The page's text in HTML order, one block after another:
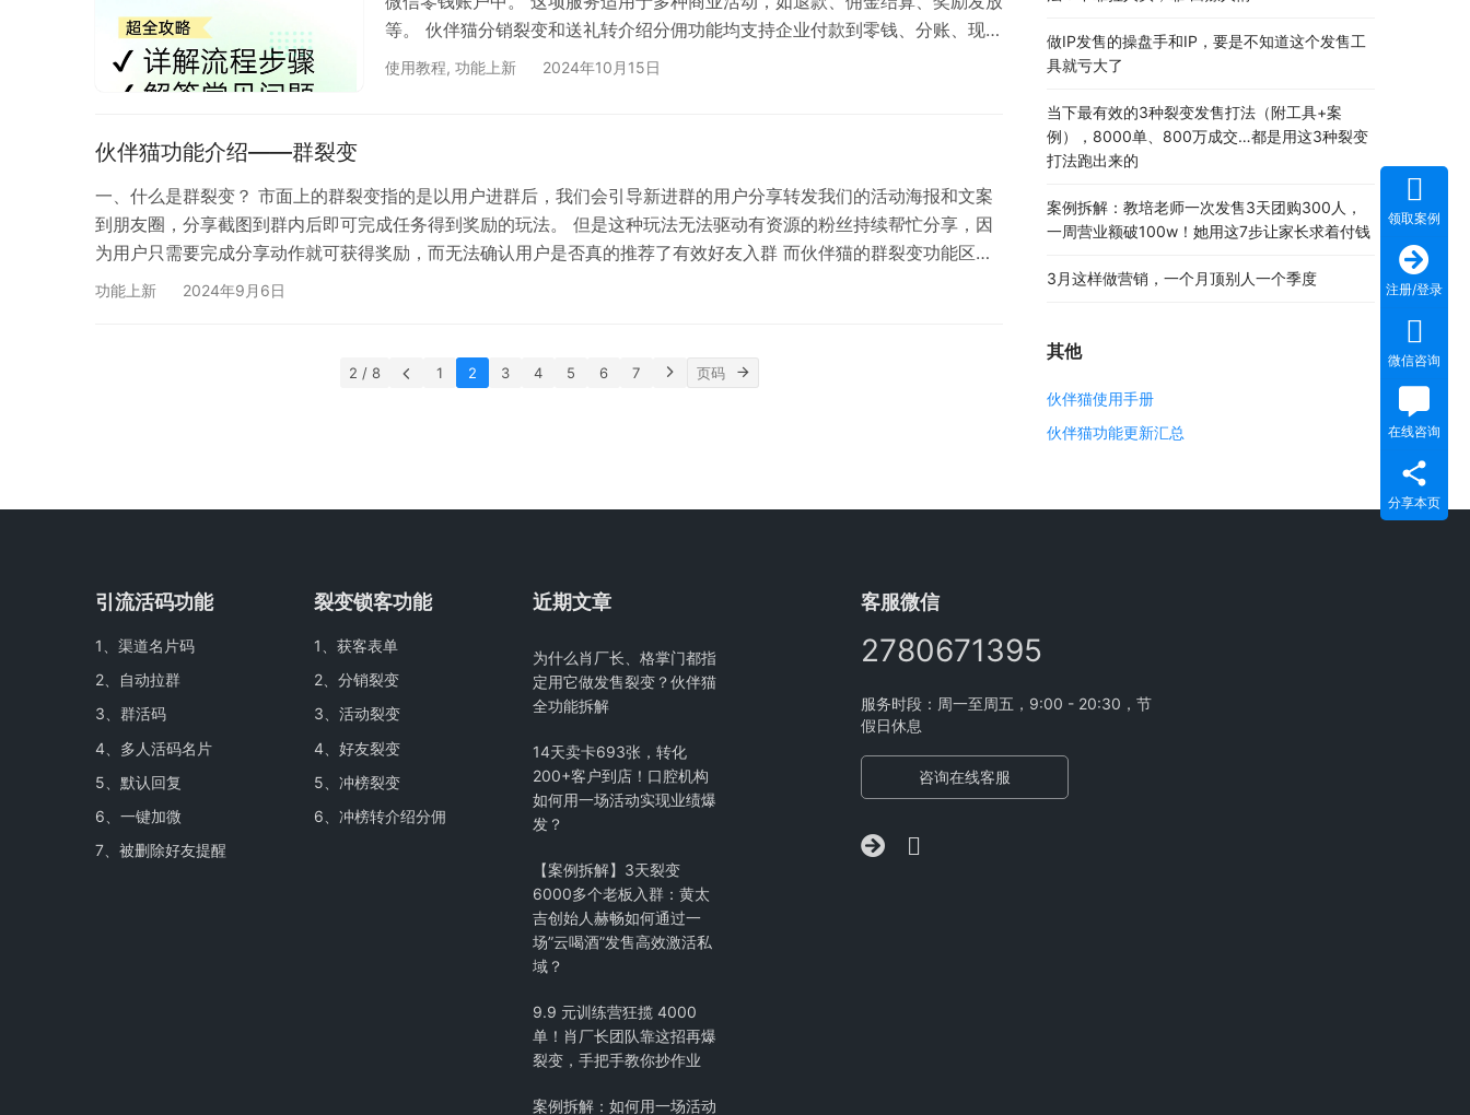
等。 伙伴猫分销裂变和送礼转介绍分佣功能均支持企业付款到零钱、分账、现金
红包、商家转账到零钱这4种方式支持佣金给分销员 分账功能所有企业均可开
使用教程, 功能上新 2024年10月15日
伙伴猫功能介绍——群裂变
一、什么是群裂变？ 市面上的群裂变指的是以用户进群后，我们会引导新进群的用户分享转发我们的活动海报和文案
到朋友圈，分享截图到群内后即可完成任务得到奖励的玩法。 但是这种玩法无法驱动有资源的粉丝持续帮忙分享，因
为用户只需要完成分享动作就可获得奖励，而无法确认用户是否真的推荐了有效好友入群 而伙伴猫的群裂变功能区别
于市面上的群裂变功能，可实现以下功能： 通过设置任务奖励吸引每个渠道/粉丝生成专属参数的群裂变海报，邀请好
功能上新 2024年9月6日
2 / 8 1 2 3 4 5 6 7
做IP发售的操盘手和IP，要是不知道这个发售工
具就亏大了
当下最有效的3种裂变发售打法（附工具+案
例），8000单、800万成交…都是用这3种裂变
打法跑出来的
案例拆解：教培老师一次发售3天团购300人，
一周营业额破100w！她用这7步让家长求着付钱
3月这样做营销，一个月顶别人一个季度
其他
伙伴猫使用手册
伙伴猫功能更新汇总
引流活码功能
1、 渠道名片码
2、
自动拉群
3、 群活码
4、 多人活码名片
5、 默认回复
6、 一键加微
7、 被删除好友提醒
裂变锁客功能
1、 获客表单
2、 分销裂变
3、 活动裂变
4、 好友裂变
5、 冲榜裂变
6、 冲榜转介绍分佣
近期文章
为什么肖厂长、格掌门都指
定用它做发售裂变？伙伴猫
全功能拆解
14天卖卡693张，转化
200+客户到店！口腔机构
如何用一场活动实现业绩爆
发？
【案例拆解】3天裂变
6000多个老板入群：黄太
吉创始人赫畅如何通过一
场”云喝酒”发售高效激活私
域？
9.9 元训练营狂揽 4000
单！肖厂长团队靠这招再爆
裂变，手把手教你抄作业
案例拆解：如何用一场活动
客服微信
2780671395
服务时段：周一至周五，9:00 - 20:30，节
假日休息
咨询在线客服
领取案例
注册/登录
微信咨询
在线咨询
分享本页